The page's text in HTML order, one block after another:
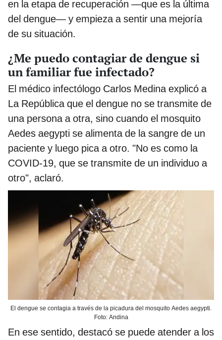
en la etapa de recuperación —que es la última
del dengue— y empieza a sentir una mejoría
de su situación.
¿Me puedo contagiar de dengue si
un familiar fue infectado?
El médico infectólogo Carlos Medina explicó a
La República que el dengue no se transmite de
una persona a otra, sino cuando el mosquito
Aedes aegypti se alimenta de la sangre de un
paciente y luego pica a otro. "No es como la
COVID-19, que se transmite de un individuo a
otro", aclaró.
El dengue se contagia a través de la picadura del mosquito Aedes aegypti.
Foto: Andina
En ese sentido, destacó se puede atender a los